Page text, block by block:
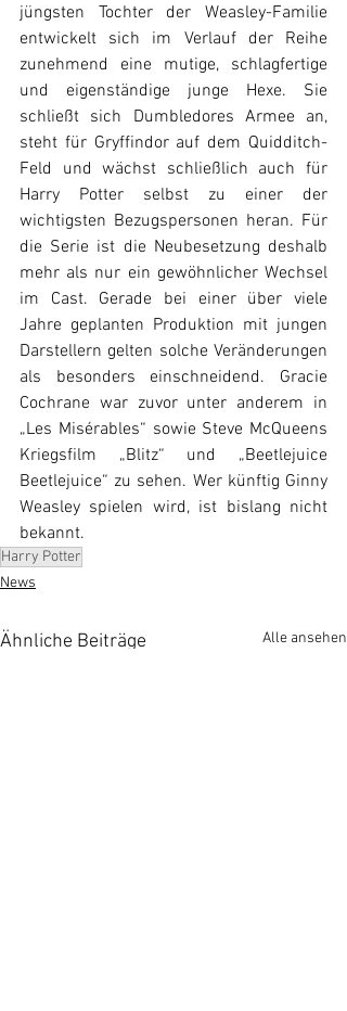
jüngsten Tochter der Weasley-Familie
entwickelt sich im Verlauf der Reihe
zunehmend eine mutige, schlagfertige
und eigenständige junge Hexe. Sie
schließt sich Dumbledores Armee an,
steht für Gryffindor auf dem Quidditch-
Feld und wächst schließlich auch für
Harry Potter selbst zu einer der
wichtigsten Bezugspersonen heran. Für
die Serie ist die Neubesetzung deshalb
mehr als nur ein gewöhnlicher Wechsel
im Cast. Gerade bei einer über viele
Jahre geplanten Produktion mit jungen
Darstellern gelten solche Veränderungen
als besonders einschneidend. Gracie
„Les Misérables“ sowie Steve McQueens
Kriegsfilm „Blitz“ und „Beetlejuice
Beetlejuice“ zu sehen. Wer künftig Ginny
Weasley spielen wird, ist bislang nicht
bekannt.
Harry Potter
News
Ähnliche Beiträge Alle ansehen